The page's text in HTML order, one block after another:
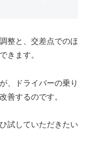
整と、交差点でのほ
きます。
、ドライバーの乗り
善するのです。
試していただきたい